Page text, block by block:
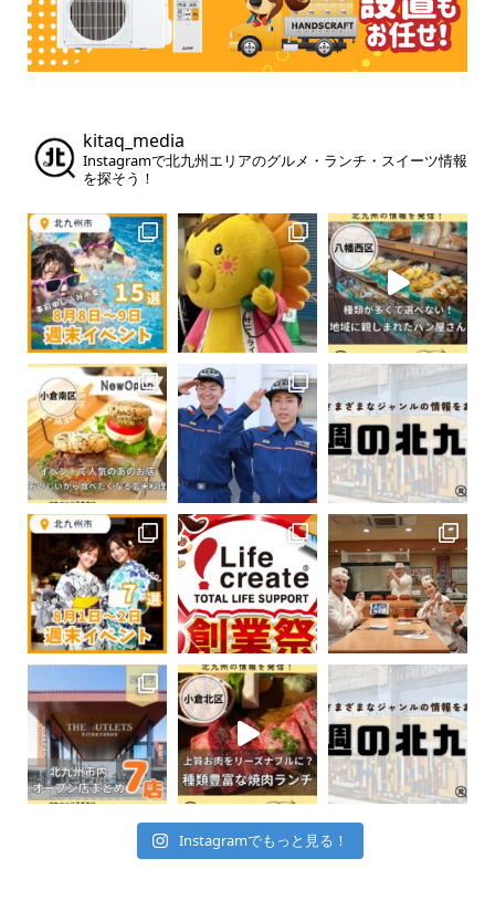
kitaq_media
Instagramで北九州エリアのグルメ・ランチ・スイーツ情報
を探そう！
Instagramでもっと見る！